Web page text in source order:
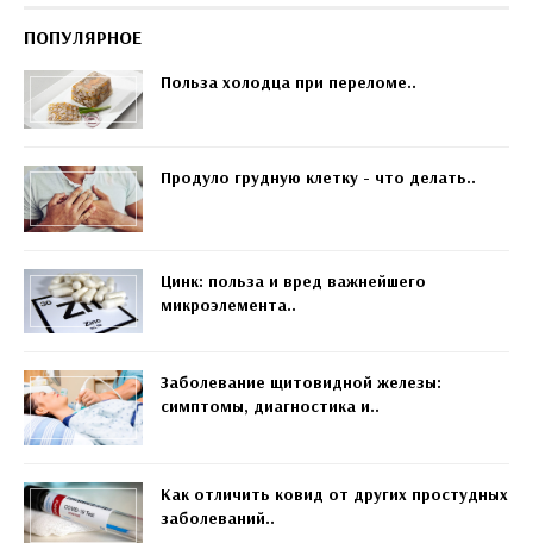
ПОПУЛЯРНОЕ
Польза холодца при переломе..
Продуло грудную клетку - что делать..
Цинк: польза и вред важнейшего
микроэлемента..
Заболевание щитовидной железы:
симптомы, диагностика и..
Как отличить ковид от других простудных
заболеваний..